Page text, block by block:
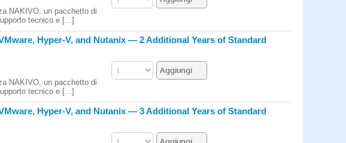
NAKIVO, un pacchetto di
tecnico e [...]
Hyper-V, and Nutanix — 2 Additional Years of Standard
NAKIVO, un pacchetto di
tecnico e [...]
Hyper-V, and Nutanix — 3 Additional Years of Standard